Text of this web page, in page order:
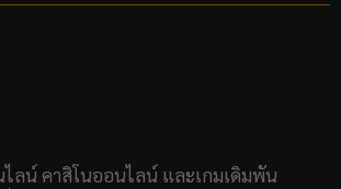
ไลน์ คาสิโนออนไลน์ และเกมเดิมพัน